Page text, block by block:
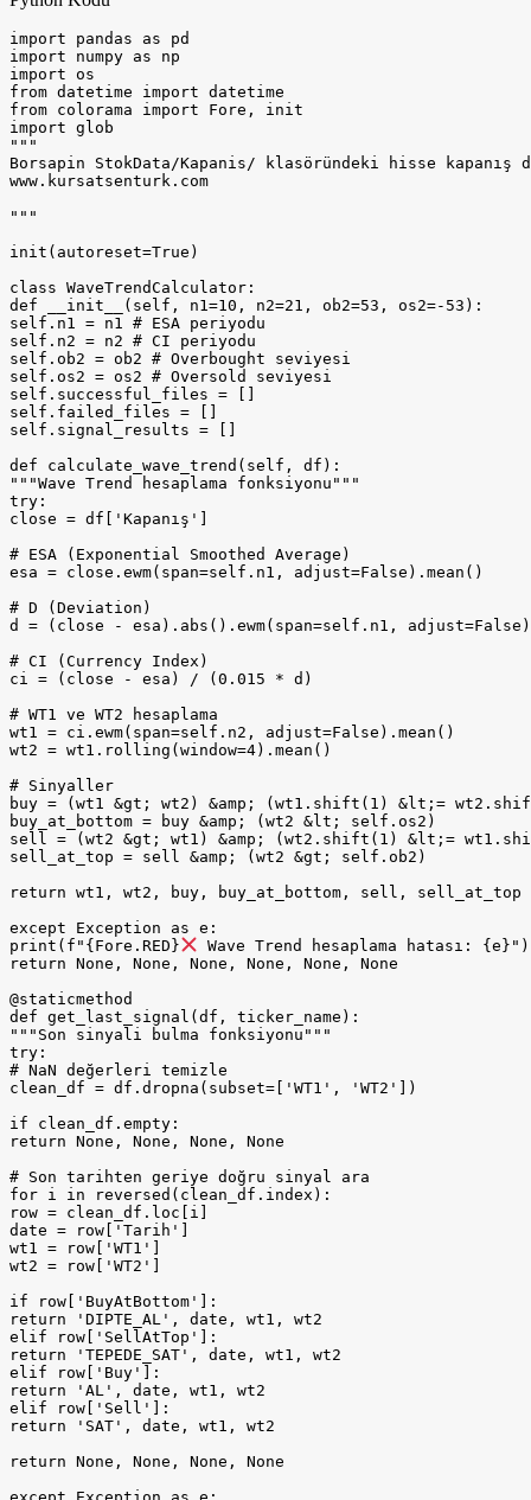
import pandas as pd
import numpy as np
import os
from datetime import datetime
from colorama import Fore, init
import glob
"""
Borsapin StokData/Kapanis/ klasöründeki hisse
www.kursatsenturk.com
"""
init(autoreset=True)
class WaveTrendCalculator:
def __init__(self, n1=10, n2=21, ob2=53, os2=-53):
self.n1 = n1 # ESA periyodu
self.n2 = n2 # CI periyodu
self.ob2 = ob2 # Overbought seviyesi
self.os2 = os2 # Oversold seviyesi
self.successful_files = []
self.failed_files = []
self.signal_results = []
def calculate_wave_trend(self, df):
"""Wave Trend hesaplama fonksiyonu"""
try:
close = df['Kapanış']
# ESA (Exponential Smoothed Average)
esa = close.ewm(span=self.n1, adjust=False).mean()
# D (Deviation)
d = (close - esa).abs().ewm(span=self.n1,
# CI (Currency Index)
ci = (close - esa) / (0.015 * d)
# WT1 ve WT2 hesaplama
wt1 = ci.ewm(span=self.n2, adjust=False).mean()
wt2 = wt1.rolling(window=4).mean()
# Sinyaller
buy = (wt1 &gt; wt2) &amp; (wt1.shift(1) &lt;=
buy_at_bottom = buy &amp; (wt2 &lt; self.os2)
sell = (wt2 &gt; wt1) &amp; (wt2.shift(1) &lt;=
sell_at_top = sell &amp; (wt2 &gt; self.ob2)
return wt1, wt2, buy, buy_at_bottom, sell, sell_at_top
except Exception as e:
print(f"{Fore.RED}
Wave Trend hesaplama hatası: {e}")
return None, None, None, None, None, None
@staticmethod
def get_last_signal(df, ticker_name):
"""Son sinyali bulma fonksiyonu"""
try:
# NaN değerleri temizle
clean_df = df.dropna(subset=['WT1', 'WT2'])
if clean_df.empty:
return None, None, None, None
# Son tarihten geriye doğru sinyal ara
for i in reversed(clean_df.index):
row = clean_df.loc[i]
date = row['Tarih']
wt1 = row['WT1']
wt2 = row['WT2']
if row['BuyAtBottom']:
return 'DIPTE_AL', date, wt1, wt2
elif row['SellAtTop']:
return 'TEPEDE_SAT', date, wt1, wt2
elif row['Buy']:
return 'AL', date, wt1, wt2
elif row['Sell']:
return 'SAT', date, wt1, wt2
return None, None, None, None